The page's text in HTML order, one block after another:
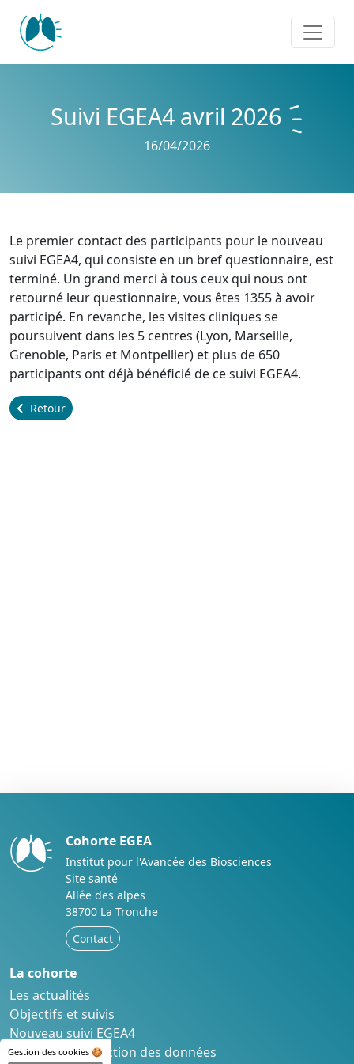
Suivi EGEA4 avril 2026
16/04/2026
Le premier contact des participants pour le nouveau
suivi EGEA4, qui consiste en un bref questionnaire, est
terminé. Un grand merci à tous ceux qui nous ont
retourné leur questionnaire, vous êtes 1355 à avoir
participé. En revanche, les visites cliniques se
poursuivent dans les 5 centres (Lyon, Marseille,
Grenoble, Paris et Montpellier) et plus de 650
participants ont déjà bénéficié de ce suivi EGEA4.
Retour
Cohorte EGEA
Institut pour l'Avancée des Biosciences
Site santé
Allée des alpes
38700 La Tronche
Contact
La cohorte
Les actualités
Objectifs et suivis
Nouveau suivi EGEA4
Éthique et protection des données
Panneau de gestion des cookies
Gestion des cookies 🍪